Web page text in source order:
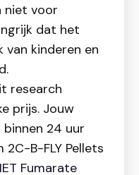
niet voor
dat het
kinderen en
research
prijs. Jouw
24 uur
B-FLY Pellets
Fumarate